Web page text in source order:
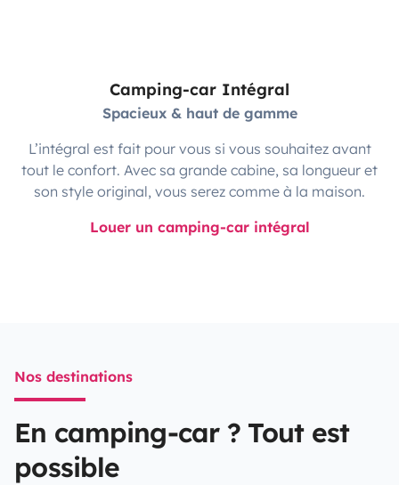
Camping-car Intégral
Spacieux & haut de gamme
L’intégral est fait pour vous si vous souhaitez avant
tout le confort. Avec sa grande cabine, sa longueur et
son style original, vous serez comme à la maison.
Louer un camping-car intégral
Nos destinations
En camping-car ? Tout est
possible